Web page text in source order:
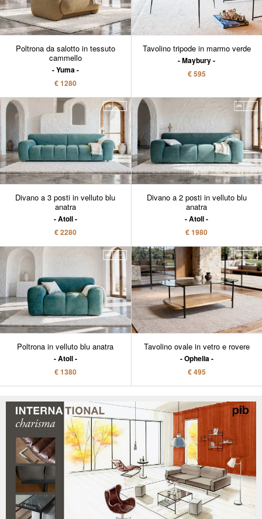
Poltrona da salotto in tessuto
cammello
Yuma
€ 1280
Tavolino tripode in marmo verde
Maybury
€ 595
Divano a 3 posti in velluto blu
anatra
Atoll
€ 2280
Divano a 2 posti in velluto blu
anatra
Atoll
€ 1980
Poltrona in velluto blu anatra
Atoll
€ 1380
Tavolino ovale in vetro e rovere
Ophelia
€ 495